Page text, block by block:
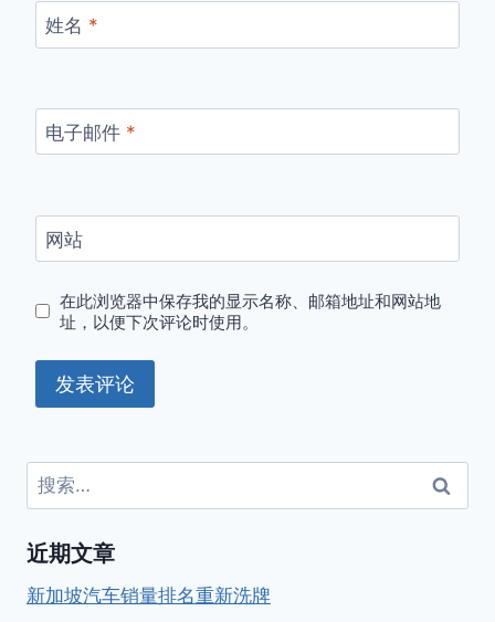
姓名 *
电子邮件 *
网站
在此浏览器中保存我的显示名称、邮箱地址和网站地
址，以便下次评论时使用。
搜
索：
近期文章
新加坡汽车销量排名重新洗牌